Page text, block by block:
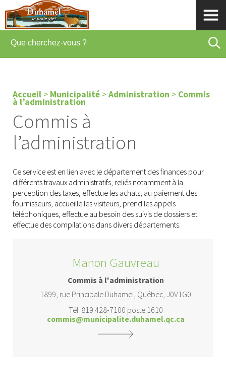
Accueil > Municipalité >Administration > Commis
à l’administration
Commis à
l’administration
Ce service est en lien avec le département des finances pour
différents travaux administratifs, reliés notamment à la
perception des taxes, effectue les achats, au paiement des
fournisseurs, accueille les visiteurs, prend les appels
téléphoniques, effectue au besoin des suivis de dossiers et
effectue des compilations dans divers départements.
Manon Gauvreau
Commis à l'administration
1899, rue Principale Duhamel, Québec, J0V1G0
Tél. 819 428-7100 poste 1610
commis@municipalite.duhamel.qc.ca